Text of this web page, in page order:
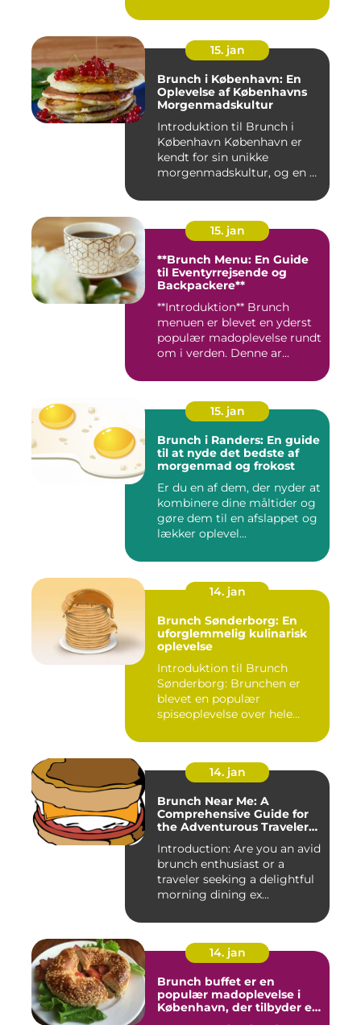
15. jan
Brunch i København: En
Oplevelse af Københavns
Morgenmadskultur
Introduktion til Brunch i
København København er
kendt for sin unikke
morgenmadskultur, og en af
15. jan
**Brunch Menu: En Guide
til Eventyrrejsende og
Backpackere**
**Introduktion** Brunch
menuen er blevet en yderst
populær madoplevelse rundt
om i verden. Denne ar...
15. jan
Brunch i Randers: En guide
til at nyde det bedste af
morgenmad og frokost
Er du en af dem, der nyder at
kombinere dine måltider og
gøre dem til en afslappet og
lækker oplevel...
14. jan
Brunch Sønderborg: En
uforglemmelig kulinarisk
oplevelse
Introduktion til Brunch
Sønderborg: Brunchen er
blevet en populær
spiseoplevelse over hele
14. jan
Brunch Near Me: A
Comprehensive Guide for
the Adventurous Traveler
Introduction: Are you an avid
brunch enthusiast or a
traveler seeking a delightful
morning dining ex...
14. jan
Brunch buffet er en
populær madoplevelse i
København, der tilbyder en